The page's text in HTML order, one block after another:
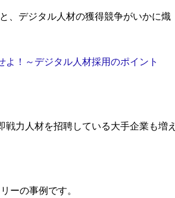
、デジタル人材の獲得競争がいかに熾
！～デジタル人材採用のポイント
力人材を招聘している大手企業も増え
ーの事例です。